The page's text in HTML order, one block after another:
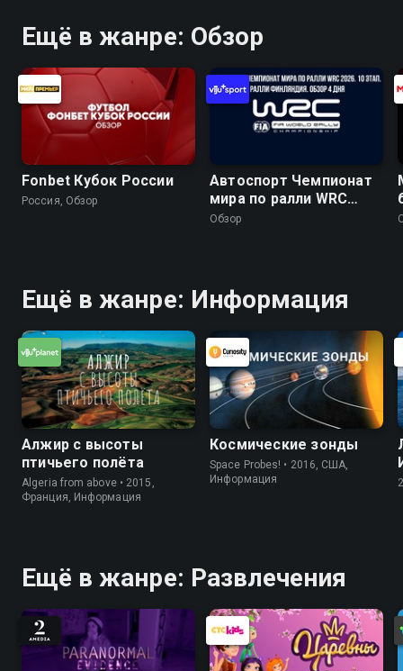
Ещё в жанре: Обзор
Fonbet Кубок России
Россия, Обзор
Автоспорт Чемпионат
мира по ралли WRC
2026. 10 этап. Ралли
Обзор
Ещё в жанре: Информация
Алжир с высоты
птичьего полёта
Algeria from above • 2015,
Франция, Информация
Космические зонды
Space Probes! • 2016, США,
Информация
Ещё в жанре: Развлечения